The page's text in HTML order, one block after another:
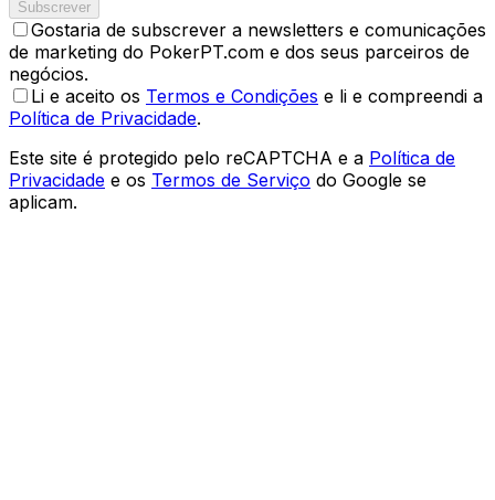
Subscrever
Gostaria de subscrever a newsletters e comunicações
de marketing do PokerPT.com e dos seus parceiros de
negócios.
Li e aceito os Termos e Condições e li e compreendi a
Política de Privacidade.
Este site é protegido pelo reCAPTCHA e a Política de
Privacidade e os Termos de Serviço do Google se
aplicam.